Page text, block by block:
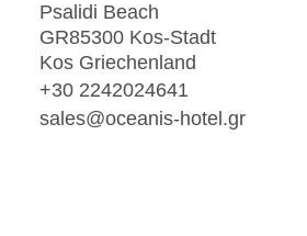
Psalidi Beach
GR85300 Kos-Stadt
Kos Griechenland
+30 2242024641
sales@oceanis-hotel.gr